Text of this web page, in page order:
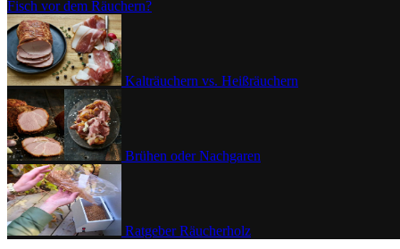
Fisch vor dem Räuchern?
Kalträuchern vs. Heißräuchern
Brühen oder Nachgaren
Ratgeber Räucherholz